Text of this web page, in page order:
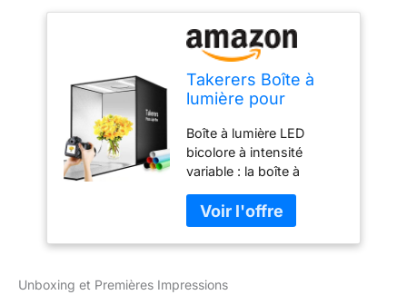
Takerers Boîte à
lumière pour
bicolore, intensité
variable, 61 x 61 cm,
toile de fond 6
couleurs, boîte à
lumière pliable avec
240 LED, cabine
d'éclairage 3000-
Boîte à lumière LED
bicolore à intensité
variable : la boîte à
professionnelle pour
studio de photographie
peut offrir des lumières
qui est parfait pour
Unboxing et Premières Impressions